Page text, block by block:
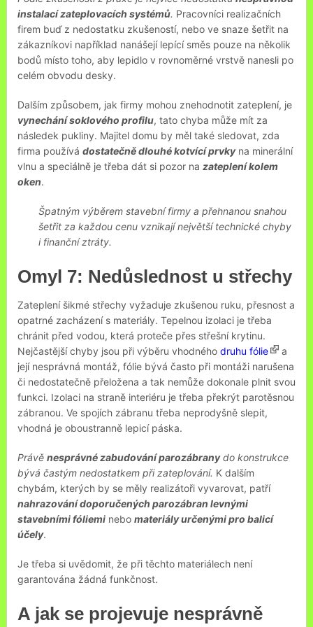
instalací zateplovacích systémů. Pracovníci realizačních
firem buď z nedostatku zkušeností, nebo ve snaze šetřit na
zákazníkovi například nanášejí lepící směs pouze na několik
bodů místo toho, aby lepidlo v rovnoměrné vrstvě nanesli po
celém obvodu desky.
Dalším způsobem, jak firmy mohou znehodnotit zateplení, je
vynechání soklového profilu, tato chyba může mít za
následek pukliny. Majitel domu by měl také sledovat, zda
firma používá dostatečně dlouhé kotvící prvkyna minerální
vlnu a speciálně je třeba dát si pozor na zateplení kolem
oken.
Špatným výběrem stavební firmy a přehnanou snahou
šetřit za každou cenu vznikají největší technické chyby
i finanční ztráty.
Omyl 7: Nedůslednost u střechy
Zateplení šikmé střechy vyžaduje zkušenou ruku, přesnost a
opatrné zacházení s materiály. Tepelnou izolaci je třeba
chránit před vodou, která proteče přes střešní krytinu.
Nejčastější chyby jsou při výběru vhodného druhu fólie
a
její nesprávná montáž, fólie bývá často při montáži narušena
či nedostatečně přeložena a tak nemůže dokonale plnit svou
funkci. Izolaci na straně interiéru je třeba překrýt parotěsnou
zábranou. Ve spojích zábranu třeba neprodyšně slepit,
vhodná je oboustranně lepicí páska.
Právě nesprávné zabudování parozábranydo konstrukce
bývá častým nedostatkem při zateplování. K dalším
chybám, kterých by se měly realizátoři vyvarovat, patří
nahrazování doporučených parozábran levnými
stavebními fólieminebo materiály určenými pro balicí
účely.
Je třeba si uvědomit, že při těchto materiálech není
garantována žádná funkčnost.
A jak se projevuje nesprávně